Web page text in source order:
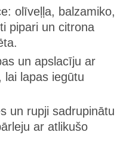
olīveļļa, balzamiko,
pipari un citrona
un apslacīju ar
lai lapas iegūtu
un rupji sadrupinātu
ar atlikušo